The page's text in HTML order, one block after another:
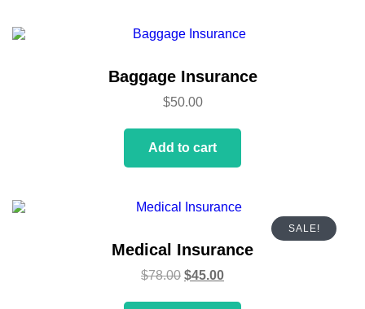
Baggage Insurance
$50.00
Add to cart
SALE!
Medical Insurance
$78.00 $45.00